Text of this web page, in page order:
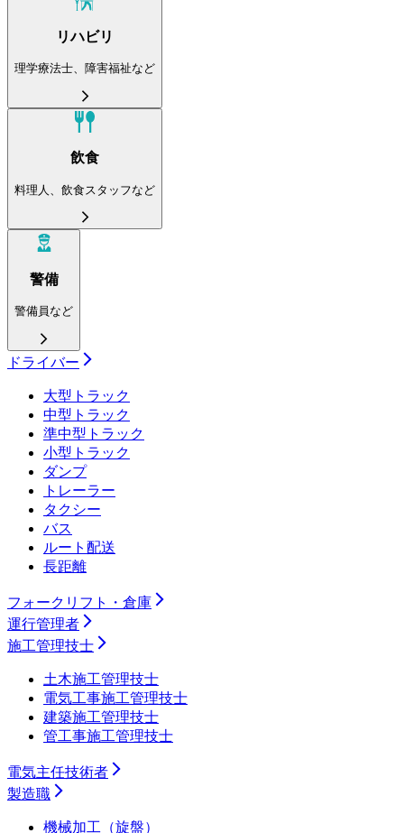
リハビリ
理学療法士、障害福祉など
飲食
料理人、飲食スタッフなど
警備
警備員など
ドライバー
大型トラック
中型トラック
準中型トラック
小型トラック
ダンプ
トレーラー
タクシー
バス
ルート配送
長距離
フォークリフト・倉庫
運行管理者
施工管理技士
土木施工管理技士
電気工事施工管理技士
建築施工管理技士
管工事施工管理技士
電気主任技術者
製造職
機械加工（旋盤）